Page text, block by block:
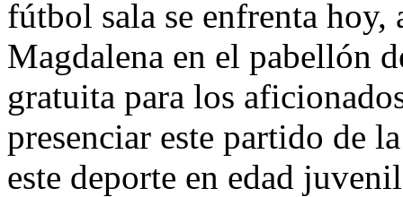
fútbol sala se enfrenta hoy,
Magdalena en el pabellón
gratuita para los
presenciar este partido de
este deporte en edad